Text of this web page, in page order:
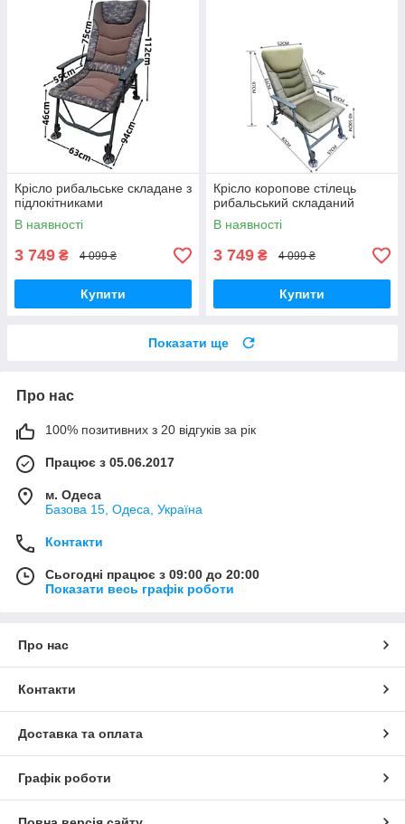
Крісло рибальське складане з
підлокітниками
В наявності
3 749 ₴ 4 099 ₴
Купити
Крісло коропове стілець
рибальський складаний
В наявності
3 749 ₴ 4 099 ₴
Купити
Показати ще
Про нас
100% позитивних з 20 відгуків за рік
Працює з 05.06.2017
м. Одеса
Базова 15, Одеса, Україна
Контакти
Сьогодні працює з 09:00 до 20:00
Показати весь графік роботи
Про нас
Контакти
Доставка та оплата
Графік роботи